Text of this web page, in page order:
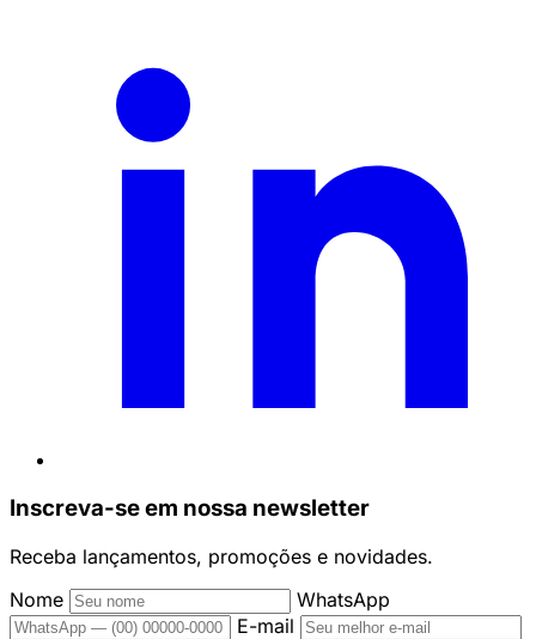
Inscreva-se em nossa newsletter
Receba lançamentos, promoções e novidades.
Nome
WhatsApp
E-mail